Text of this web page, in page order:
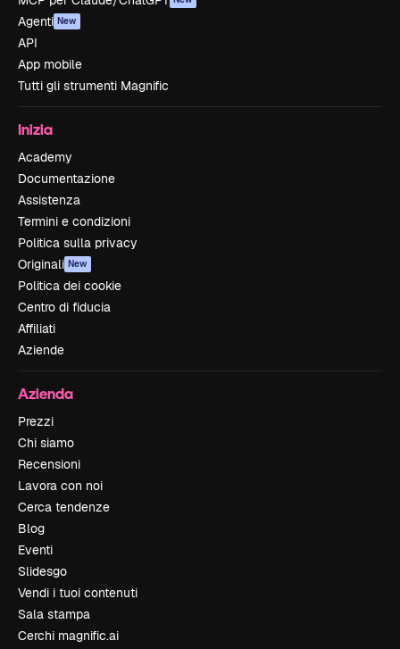
Agenti New
API
App mobile
Tutti gli strumenti Magnific
Inizia
Academy
Documentazione
Assistenza
Termini e condizioni
Politica sulla privacy
Originali New
Politica dei cookie
Centro di fiducia
Affiliati
Aziende
Azienda
Prezzi
Chi siamo
Recensioni
Lavora con noi
Cerca tendenze
Blog
Eventi
Slidesgo
Vendi i tuoi contenuti
Sala stampa
Cerchi magnific.ai